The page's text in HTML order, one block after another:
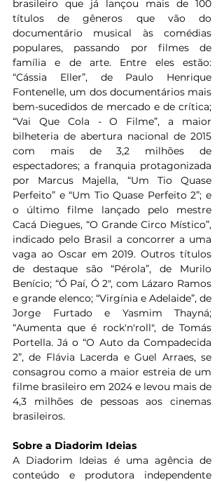
brasileiro que já lançou mais de 100
títulos de gêneros que vão do
documentário musical às comédias
populares, passando por filmes de
família e de arte. Entre eles estão:
“Cássia Eller”, de Paulo Henrique
Fontenelle, um dos documentários mais
bem-sucedidos de mercado e de crítica;
“Vai Que Cola - O Filme”, a maior
bilheteria de abertura nacional de 2015
com mais de 3,2 milhões de
espectadores; a franquia protagonizada
por Marcus Majella, “Um Tio Quase
Perfeito” e “Um Tio Quase Perfeito 2”; e
o último filme lançado pelo mestre
Cacá Diegues, “O Grande Circo Místico”,
indicado pelo Brasil a concorrer a uma
vaga ao Oscar em 2019. Outros títulos
de destaque são “Pérola”, de Murilo
Benício; “Ó Paí, Ó 2", com Lázaro Ramos
e grande elenco; “Virgínia e Adelaide”, de
Jorge Furtado e Yasmim Thayná;
“Aumenta que é rock'n'roll", de Tomás
Portella. Já o “O Auto da Compadecida
2”, de Flávia Lacerda e Guel Arraes, se
consagrou como a maior estreia de um
filme brasileiro em 2024 e levou mais de
4,3 milhões de pessoas aos cinemas
brasileiros.
Sobre a Diadorim Ideias
A Diadorim Ideias é uma agência de
conteúdo e produtora independente